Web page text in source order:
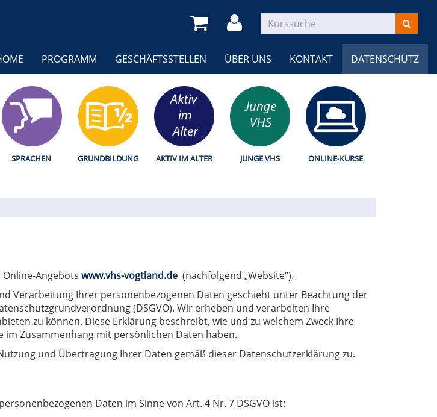
PROGRAMM GESCHÄFTSSTELLEN ÜBER UNS KONTAKT DATENSCHUTZ
SPRACHEN GRUNDBILDUNG AKTIV IM ALTER JUNGE VHS ONLINE-KURSE
Angebots www.vhs-vogtland.de (nachfolgend „Website“).
Verarbeitung Ihrer personenbezogenen Daten geschieht unter Beachtung der
(DSGVO). Wir erheben und verarbeiten Ihre
zu können. Diese Erklärung beschreibt, wie und zu welchem Zweck Ihre
Zusammenhang mit persönlichen Daten haben.
und Übertragung Ihrer Daten gemäß dieser Datenschutzerklärung zu.
Daten im Sinne von Art. 4 Nr. 7 DSGVO ist: